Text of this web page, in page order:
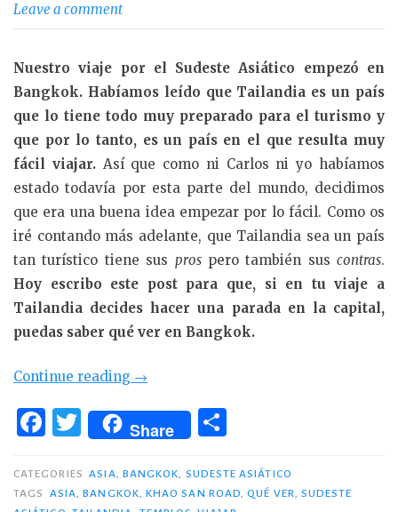
Leave a comment
Nuestro viaje por el Sudeste Asiático empezó en
Bangkok. Habíamos leído que Tailandia es un país
que lo tiene todo muy preparado para el turismo y
que por lo tanto, es un país en el que resulta muy
fácil viajar.Así que como ni Carlos ni yo habíamos
estado todavía por esta parte del mundo, decidimos
que era una buena idea empezar por lo fácil. Como os
iré contando más adelante, que Tailandia sea un país
tan turístico tiene sus prospero también sus contras.
Hoy escribo este post para que, si en tu viaje a
Tailandia decides hacer una parada en la capital,
puedas saber qué ver en Bangkok.
Continue reading «Qué
en
→
F
c
T
w
it
Share
m
CATEGORIES ASIA, BANGKOK, SUDESTE ASIÁTICO
TAGS
ASIA,BANGKOK,KHAO SAN ROAD,QUÉ VER, SUDESTE